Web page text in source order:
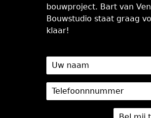
bouwproject. Bart van
Bouwstudio staat graag
klaar!